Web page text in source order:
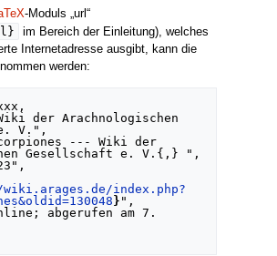
-Moduls „url“
im Bereich der Einleitung), welches
Internetadresse ausgibt, kann die
werden:
V.",
Gesellschaft e. V.{,} ",
index.php?
} ",